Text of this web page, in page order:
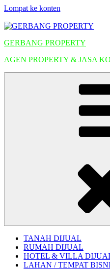
Lompat ke konten
GERBANG PROPERTY
AGEN PROPERTY & JASA
TANAH DIJUAL
RUMAH DIJUAL
HOTEL & VILLA
LAHAN / TEMPAT